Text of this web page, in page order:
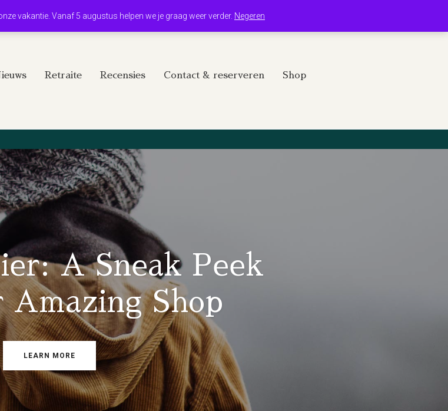
vakantie. Vanaf 5 augustus helpen we je graag weer verder. Negeren
Retraite Recensies Contact & reserveren Shop
A Sneak Peek
Amazing Shop
LEARN MORE